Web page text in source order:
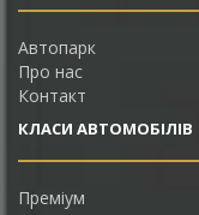
Автопарк
Про нас
Контакт
КЛАСИ АВТОМОБІЛІВ
Преміум